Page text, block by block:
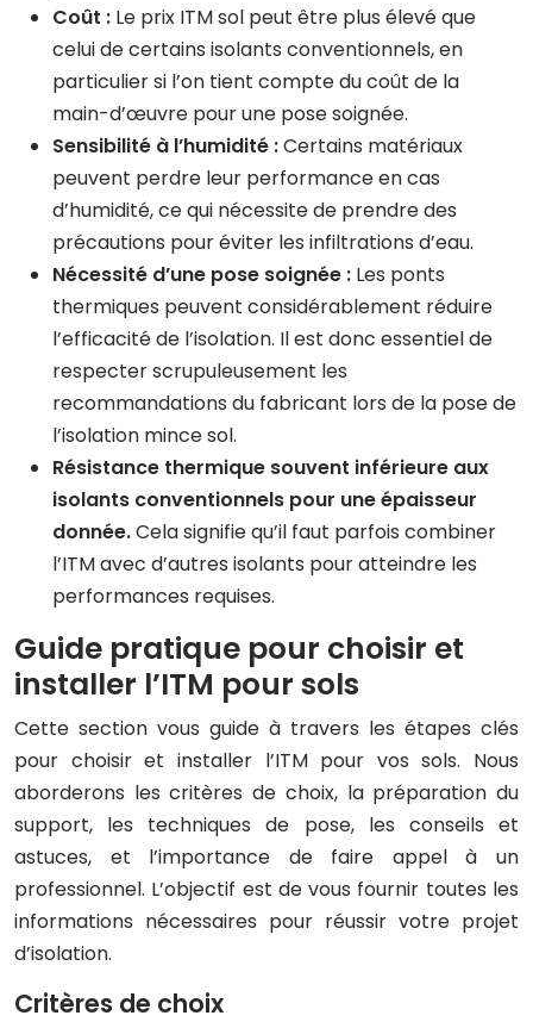
Coût : Le prix ITM sol peut être plus élevé que
celui de certains isolants conventionnels, en
particulier si l’on tient compte du coût de la
main-d’œuvre pour une pose soignée.
Sensibilité à l’humidité :Certains matériaux
peuvent perdre leur performance en cas
d’humidité, ce qui nécessite de prendre des
précautions pour éviter les infiltrations d’eau.
Nécessité d’une pose soignée : Les ponts
thermiques peuvent considérablement réduire
l’efficacité de l’isolation. Il est donc essentiel de
respecter scrupuleusement les
recommandations du fabricant lors de la pose de
l’isolation mince sol.
Résistance thermique souvent inférieure aux
isolants conventionnels pour une épaisseur
donnée.Cela signifie qu’il faut parfois combiner
l’ITM avec d’autres isolants pour atteindre les
performances requises.
Guide pratique pour choisir et
installer l’ITM pour sols
Cette section vous guide à travers les étapes clés
pour choisir et installer l’ITM pour vos sols. Nous
aborderons les critères de choix, la préparation du
support, les techniques de pose, les conseils et
astuces, et l’importance de faire appel à un
professionnel. L’objectif est de vous fournir toutes les
informations nécessaires pour réussir votre projet
d’isolation.
Critères de choix